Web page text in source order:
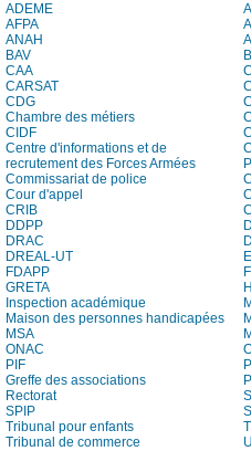
ADEME
AFPA
ANAH
BAV
CAA
CARSAT
CDG
Chambre des métiers
CIDF
Centre d'informations et de
recrutement des Forces Armées
Commissariat de police
Cour d'appel
CRIB
DDPP
DRAC
DREAL-UT
FDAPP
GRETA
Inspection académique
Maison des personnes handicapées
MSA
ONAC
PIF
Greffe des associations
Rectorat
SPIP
Tribunal pour enfants
Tribunal de commerce